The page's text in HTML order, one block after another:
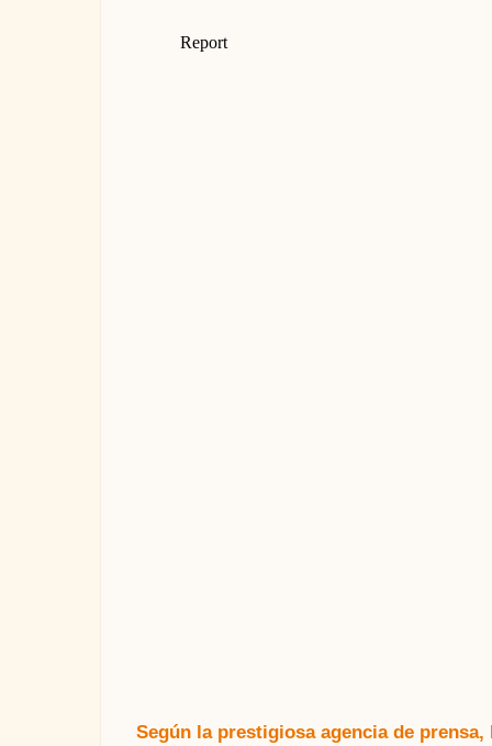
Según la prestigiosa agencia de prensa,